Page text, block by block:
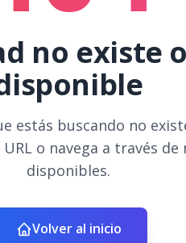
no existe
estás buscando no
o navega a través
disponibles.
Volver al inicio